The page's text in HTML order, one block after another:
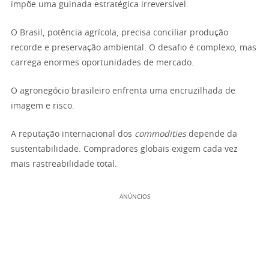
impõe uma guinada estratégica irreversível.
O Brasil, potência agrícola, precisa conciliar produção
recorde e preservação ambiental. O desafio é complexo, mas
carrega enormes oportunidades de mercado.
O agronegócio brasileiro enfrenta uma encruzilhada de
imagem e risco.
A reputação internacional dos commoditiesdepende da
sustentabilidade. Compradores globais exigem cada vez
mais rastreabilidade total.
ANÚNCIOS